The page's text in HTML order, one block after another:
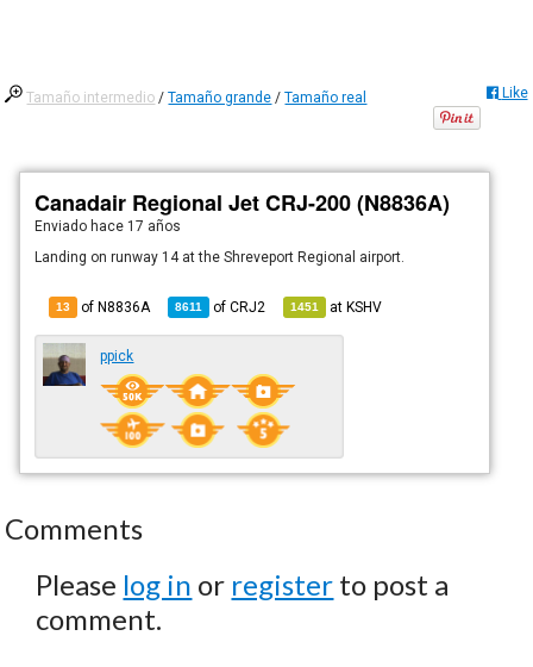
Tamaño intermedio /Tamaño grande /Tamaño real Like
Canadair Regional Jet CRJ-200 (N8836A)
Enviado hace 17 años
Landing on runway 14 at the Shreveport Regional airport.
13 of N8836A 8611 ofCRJ2 1451 atKSHV
ppick
Comments
Please log in or register to post a
comment.